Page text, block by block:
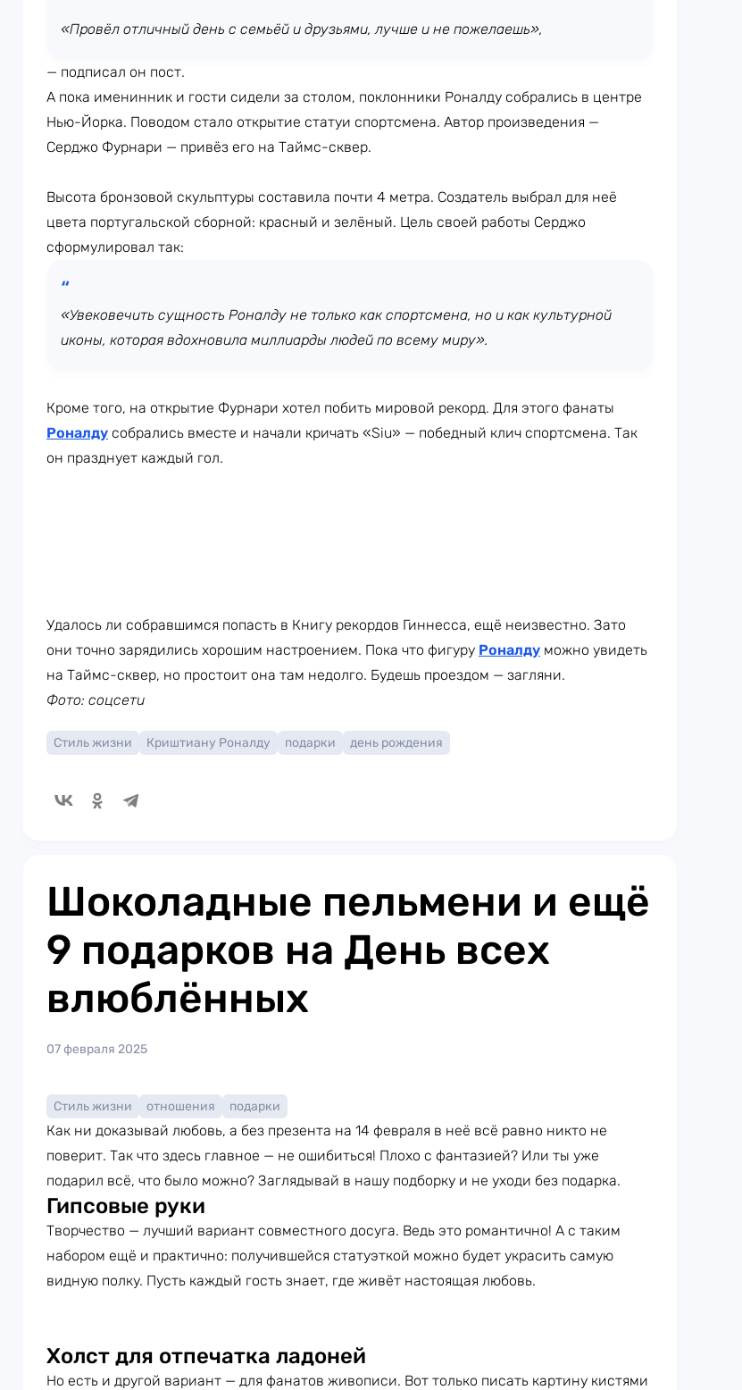
«Провёл отличный день с семьёй и друзьями, лучше и не пожелаешь»,
— подписал он пост.
А пока именинник и гости сидели за столом, поклонники Роналду собрались в центре
Нью-Йорка. Поводом стало открытие статуи спортсмена. Автор произведения —
Серджо Фурнари — привёз его на Таймс-сквер.
Высота бронзовой скульптуры составила почти 4 метра. Создатель выбрал для неё
цвета португальской сборной: красный и зелёный. Цель своей работы Серджо
сформулировал так:
«Увековечить сущность Роналду не только как спортсмена, но и как культурной
иконы, которая вдохновила миллиарды людей по всему миру».
Кроме того, на открытие Фурнари хотел побить мировой рекорд. Для этого фанаты
Роналду собрались вместе и начали кричать «Siu» — победный клич спортсмена. Так
он празднует каждый гол.
Удалось ли собравшимся попасть в Книгу рекордов Гиннесса, ещё неизвестно. Зато
они точно зарядились хорошим настроением. Пока что фигуру Роналду можно увидеть
на Таймс-сквер, но простоит она там недолго. Будешь проездом — загляни.
Фото: соцсети
Стиль жизни Криштиану Роналду подарки день рождения
Шоколадные пельмени и ещё
9 подарков на День всех
влюблённых
07 февраля 2025
Стиль жизни отношения подарки
Как ни доказывай любовь, а без презента на 14 февраля в неё всё равно никто не
поверит. Так что здесь главное — не ошибиться! Плохо с фантазией? Или ты уже
подарил всё, что было можно? Заглядывай в нашу подборку и не уходи без подарка.
Гипсовые руки
Творчество — лучший вариант совместного досуга. Ведь это романтично! А с таким
набором ещё и практично: получившейся статуэткой можно будет украсить самую
видную полку. Пусть каждый гость знает, где живёт настоящая любовь.
Холст для отпечатка ладоней
Но есть и другой вариант — для фанатов живописи. Вот только писать картину кистями